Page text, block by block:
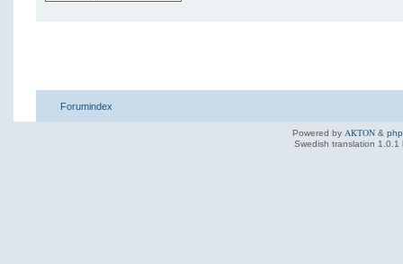
Forumindex
Powered by AKTON&
Swedish translation